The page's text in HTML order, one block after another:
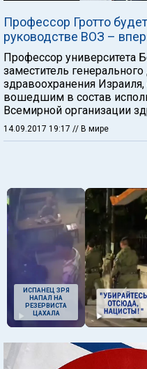
Профессор Гротто
руководстве ВОЗ –
Профессор университета
заместитель
здравоохранения
вошедшим в состав
Всемирной организации
14.09.2017 19:17 // В мире
ИСПАНЕЦ ЗРЯ
НАПАЛ НА
РЕЗЕРВИСТА
ЦАХАЛА